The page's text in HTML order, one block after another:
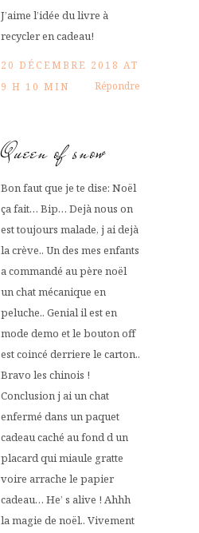
J’aime l’idée du livre à
recycler en cadeau!
20 DÉCEMBRE 2018 AT
9 H 10 MIN
Répondre
Queen of snow
Bon faut que je te dise: Noël
ça fait… Bip… Dejà nous on
est toujours malade, j ai dejà
la crève.. Un des mes enfants
a commandé au père noël
un chat mécanique en
peluche.. Genial il est en
mode demo et le bouton off
est coincé derriere le carton..
Bravo les chinois !
Conclusion j ai un chat
enfermé dans un paquet
cadeau caché au fond d un
placard qui miaule gratte
voire arrache le papier
cadeau… He’ s alive ! Ahhh
la magie de noël.. Vivement